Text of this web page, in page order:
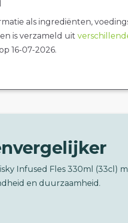
als ingrediënten,
is verzameld uit
16-07-2026.
Infused Fles 330ml (33cl)
en duurzaamheid.